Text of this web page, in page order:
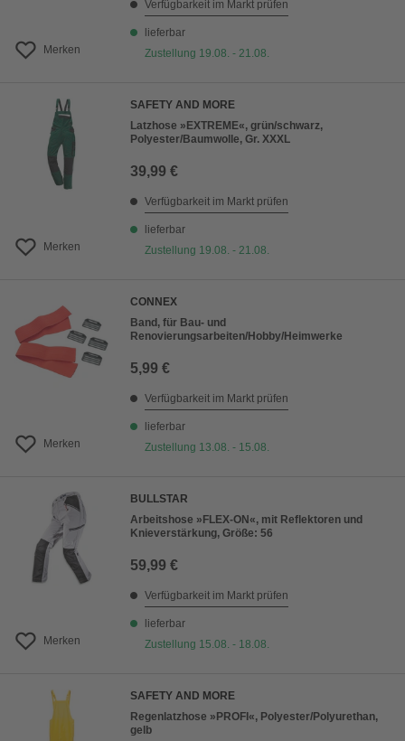
Merken
Verfügbarkeit im Markt prüfen
lieferbar
Zustellung 19.08. - 21.08.
Merken
SAFETY AND MORE
Latzhose »EXTREME«, grün/schwarz,
Polyester/Baumwolle, Gr. XXXL
39,99 €
Verfügbarkeit im Markt prüfen
lieferbar
Zustellung 19.08. - 21.08.
Merken
CONNEX
Band, für Bau- und
Renovierungsarbeiten/Hobby/Heimwerke
5,99 €
Verfügbarkeit im Markt prüfen
lieferbar
Zustellung 13.08. - 15.08.
Merken
BULLSTAR
Arbeitshose »FLEX-ON«, mit Reflektoren und
Knieverstärkung, Größe: 56
59,99 €
Verfügbarkeit im Markt prüfen
lieferbar
Zustellung 15.08. - 18.08.
SAFETY AND MORE
Regenlatzhose »PROFI«, Polyester/Polyurethan,
gelb